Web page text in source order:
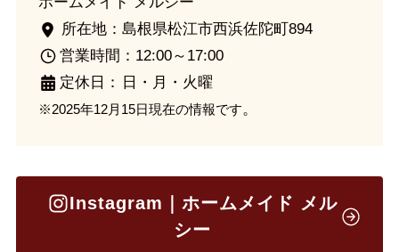
所在地：島根県松江市西浜佐陀町894
営業時間：12:00～17:00
定休日：
日・月・火曜
※2025年12月15日現在の情報です。
Instagram｜ホームメイド メル
シー